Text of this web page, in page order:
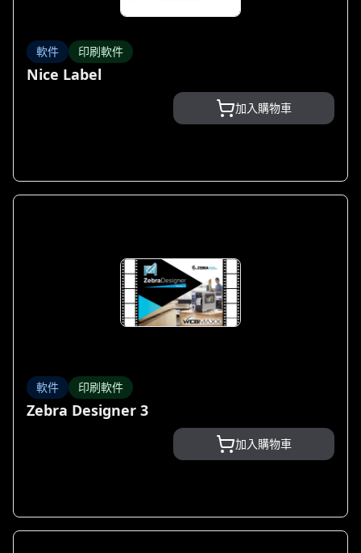
軟件 印刷軟件
Nice Label
加入購物車
軟件 印刷軟件
Zebra Designer 3
加入購物車